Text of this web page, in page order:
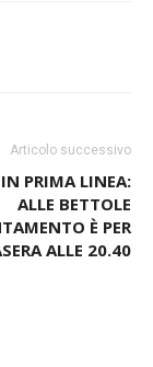
Articolo successivo
PRIMA LINEA:
ALLE BETTOLE
È PER
ALLE 20.40